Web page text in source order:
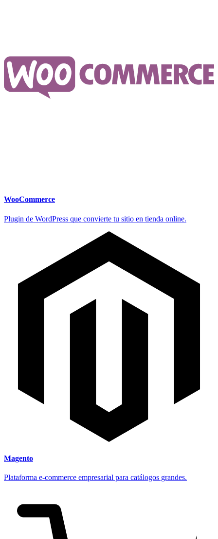
WooCommerce
Plugin de WordPress que convierte tu sitio en tienda online.
Magento
Plataforma e-commerce empresarial para catálogos grandes.